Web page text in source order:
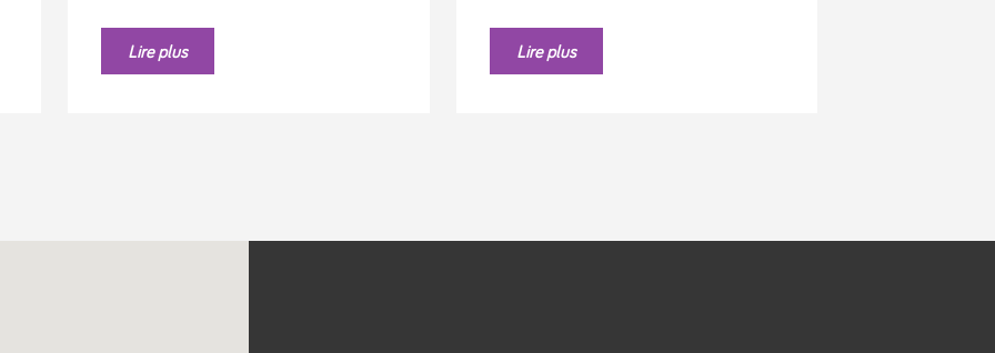
Lire plus Lire plus